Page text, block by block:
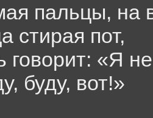
пальцы, на
стирая пот,
говорит: «Я
буду, вот!»